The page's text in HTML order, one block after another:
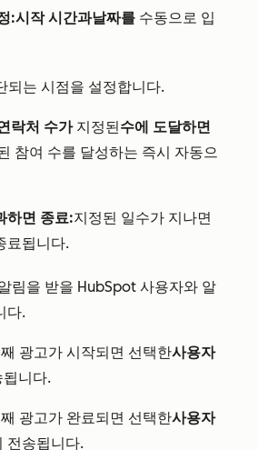
:시작 시간과날짜를 수동으로 입
되는 시점을 설정합니다.
락처 수가지정된수에 도달하면
참여 수를 달성하는 즉시 자동으
하면 종료:지정된 일수가 지나면
료됩니다.
림을 받을 HubSpot 사용자와 알
다.
광고가 시작되면 선택한사용자
됩니다.
광고가 완료되면 선택한사용자
전송됩니다.